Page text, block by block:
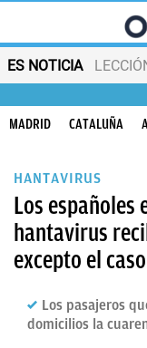
ES NOTICIA
MADRID CATALUÑA
HANTAVIRUS
Los españoles
hantavirus
excepto el
Los pasajeros
domicilios la